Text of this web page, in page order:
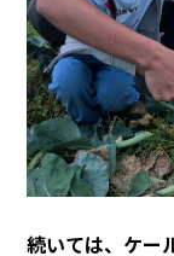
続いては、ケー